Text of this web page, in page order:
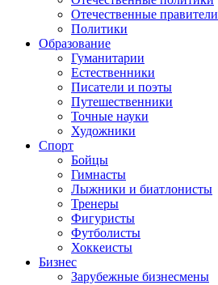
Отечественные правители
Политики
Образование
Гуманитарии
Естественники
Писатели и поэты
Путешественники
Точные науки
Художники
Спорт
Бойцы
Гимнасты
Лыжники и биатлонисты
Тренеры
Фигуристы
Футболисты
Хоккеисты
Бизнес
Зарубежные бизнесмены